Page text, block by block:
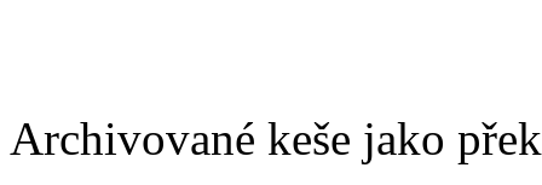
Archivované keše jako